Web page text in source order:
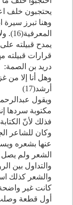
يحتجبون خلف
وهنا تبرز سيرة
المعرفية(16
).
يمدح قبيلته
قرارات قبيلته
دريد بن الصمة:
وهل أنا إلا
أرشد(17
)
ويقول
مكتوبة سردها
فذلك لأنّ
وكان للشاعر
عنها بشعره
الشعر ولم
والتداول بين
والشعر كذلك
كانت غير
أول قطعة وصلت